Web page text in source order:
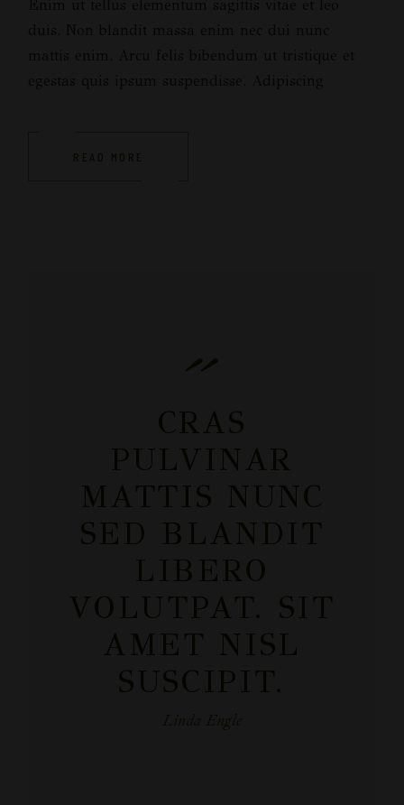
READ MORE
CRAS
PULVINAR
MATTIS NUNC
SED BLANDIT
LIBERO
VOLUTPAT. SIT
AMET NISL
SUSCIPIT.
Linda Engle